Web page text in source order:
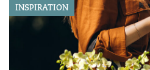
INSPIRATION